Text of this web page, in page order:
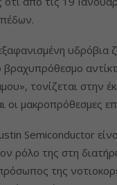
υδρόβια
βραχυπρόθεσμο
τονίζεται στην
οι μακροπρόθεσμες
Semiconductor
ρόλο της στη
της